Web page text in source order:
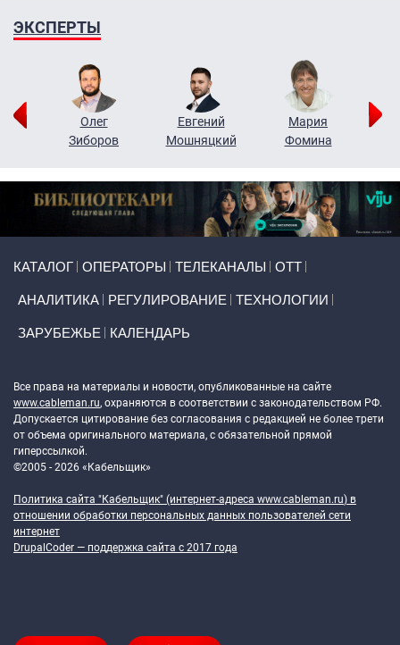
ЭКСПЕРТЫ
Олег
Зиборов
Евгений
Мошняцкий
Мария
Фомина
КАТАЛОГ ОПЕРАТОРЫ ТЕЛЕКАНАЛЫ ОТТ
АНАЛИТИКА РЕГУЛИРОВАНИЕ ТЕХНОЛОГИИ
ЗАРУБЕЖЬЕ КАЛЕНДАРЬ
Все права на материалы и новости, опубликованные на сайте
www.cableman.ru, охраняются в соответствии с законодательством РФ.
Допускается цитирование без согласования с редакцией не более трети
от объема оригинального материала, с обязательной прямой
гиперссылкой.
©2005 - 2026 «Кабельщик»
Политика сайта "Кабельщик" (интернет-адреса www.cableman.ru) в
отношении обработки персональных данных пользователей сети
интернет
DrupalCoder — поддержка сайта c 2017 года